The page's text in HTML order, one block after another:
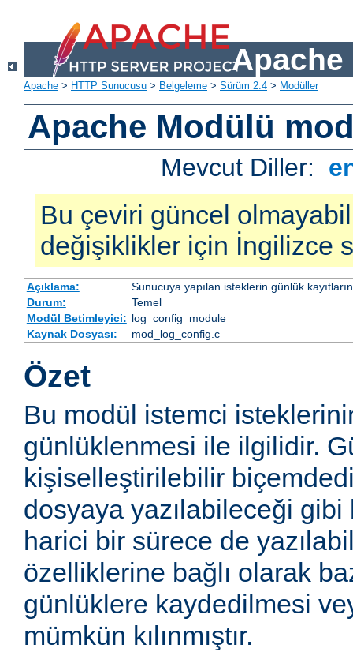
Apache
Apache > HTTP Sunucusu > Belgeleme > Sürüm 2.4 > Modüller
Apache Modülü
Mevcut Diller:
Bu çeviri güncel
değişiklikler için İngilizce
Açıklama:
Sunucuya yapılan isteklerin günlük
Durum:
Temel
Modül Betimleyici: log_config_module
Kaynak Dosyası:
mod_log_config.c
Özet
Bu modül istemci
günlüklenmesi ile ilgilidir.
kişiselleştirilebilir
dosyaya yazılabileceği
harici bir sürece de
özelliklerine bağlı olarak
günlüklere kaydedilmesi
mümkün kılınmıştır.